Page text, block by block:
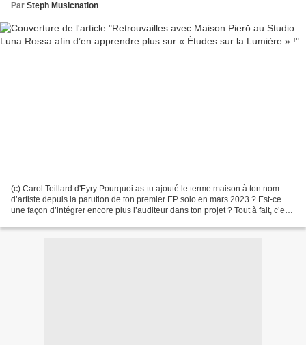
Par Steph Musicnation
(c) Carol Teillard d'Eyry Pourquoi as-tu ajouté le terme maison à ton nom
d’artiste depuis la parution de ton premier EP solo en mars 2023 ? Est-ce
une façon d’intégrer encore plus l’auditeur dans ton projet ? Tout à fait, c’est